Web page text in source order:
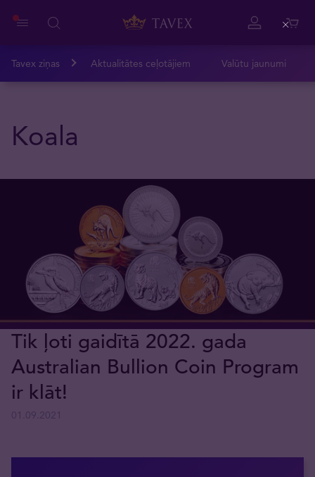
Tavex ziņas Aktualitātes ceļotājiem Valūtu jaunumi
Koala
Tik ļoti gaidītā 2022. gada
Australian Bullion Coin Program
ir klāt!
Close